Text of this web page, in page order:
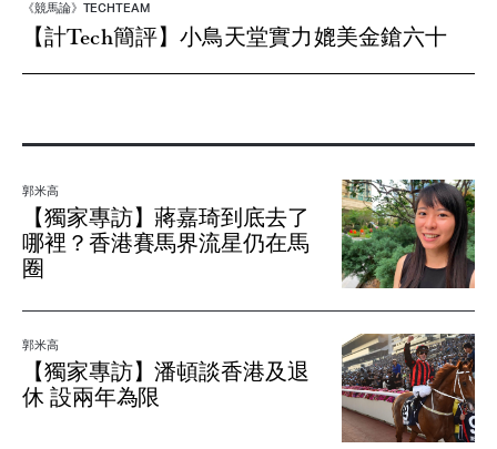
《競馬論》TECHTEAM
【計Tech簡評】小鳥天堂實力媲美金鎗六十
郭米高
【獨家專訪】蔣嘉琦到底去了
哪裡？香港賽馬界流星仍在馬
圈
郭米高
【獨家專訪】潘頓談香港及退
休 設兩年為限